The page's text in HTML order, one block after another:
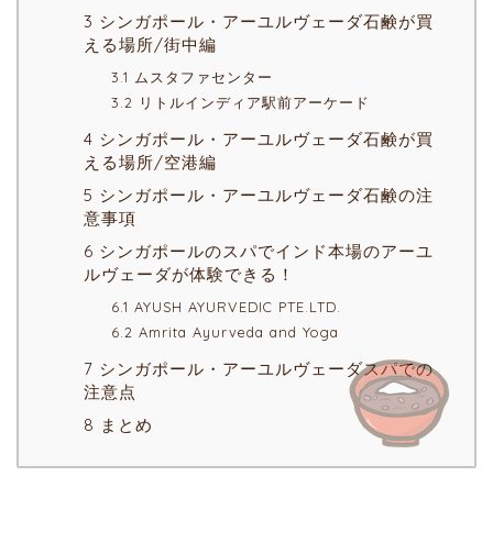
3 シンガポール・アーユルヴェーダ石鹸が買
える場所/街中編
3.1 ムスタファセンター
3.2 リトルインディア駅前アーケード
4 シンガポール・アーユルヴェーダ石鹸が買
える場所/空港編
5 シンガポール・アーユルヴェーダ石鹸の注
意事項
6 シンガポールのスパでインド本場のアーユ
ルヴェーダが体験できる！
6.1 AYUSH AYURVEDIC PTE.LTD.
6.2 Amrita Ayurveda and Yoga
7 シンガポール・アーユルヴェーダスパでの
注意点
8 まとめ